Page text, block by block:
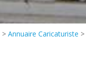
> Annuaire Caricaturiste >